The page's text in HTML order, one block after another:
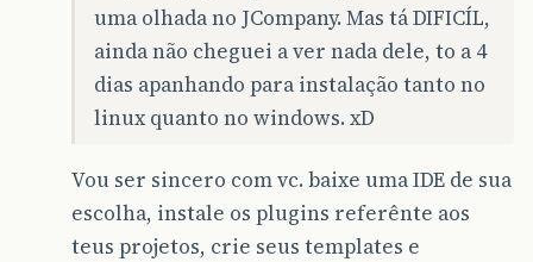
uma olhada no JCompany. Mas tá DIFICÍL,
ainda não cheguei a ver nada dele, to a 4
dias apanhando para instalação tanto no
linux quanto no windows. xD
Vou ser sincero com vc. baixe uma IDE de sua
escolha, instale os plugins referênte aos
teus projetos, crie seus templates e